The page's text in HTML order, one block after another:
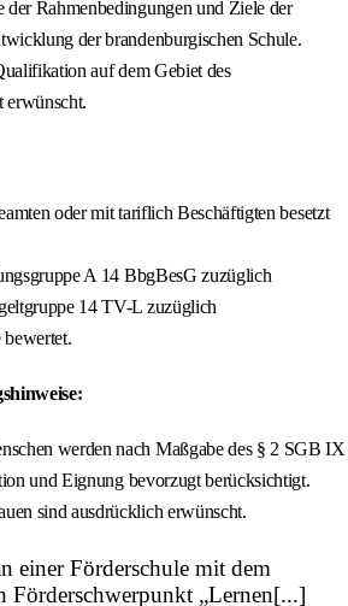
der Rahmenbedingungen und Ziele der
der brandenburgischen Schule.
auf dem Gebiet des
erwünscht.
oder mit tariflich Beschäftigten besetzt
A 14 BbgBesG zuzüglich
14 TV-L zuzüglich
werden nach Maßgabe des § 2 SGB IX
und Eignung bevorzugt berücksichtigt.
sind ausdrücklich erwünscht.
einer Förderschule mit dem
Förderschwerpunkt „Lernen[...]